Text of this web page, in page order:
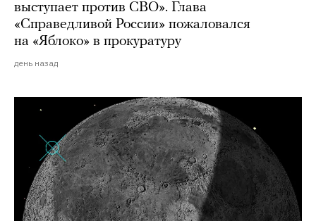
выступает против СВО». Глава
«Справедливой России» пожаловался
на «Яблоко» в прокуратуру
день назад